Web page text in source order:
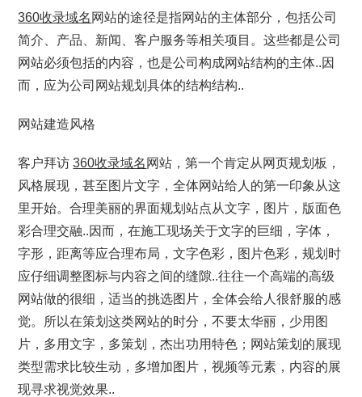
360收录域名 网站的途径是指网站的主体部分，包括公司
简介、产品、新闻、客户服务等相关项目。这些都是公司
网站必须包括的内容，也是公司构成网站结构的主体..因
而，应为公司网站规划具体的结构结构..
网站建造风格
客户拜访360收录域名 网站，第一个肯定从网页规划板，
风格展现，甚至图片文字，全体网站给人的第一印象从这
里开始。合理美丽的界面规划站点从文字，图片，版面色
彩合理交融..因而，在施工现场关于文字的巨细，字体，
字形，距离等应合理布局，文字色彩，图片色彩，规划时
应仔细调整图标与内容之间的缝隙..往往一个高端的高级
网站做的很细，适当的挑选图片，全体会给人很舒服的感
觉。所以在策划这类网站的时分，不要太华丽，少用图
片，多用文字，多策划，杰出功用特色；网站策划的展现
类型需求比较生动，多增加图片，视频等元素，内容的展
现寻求视觉效果..